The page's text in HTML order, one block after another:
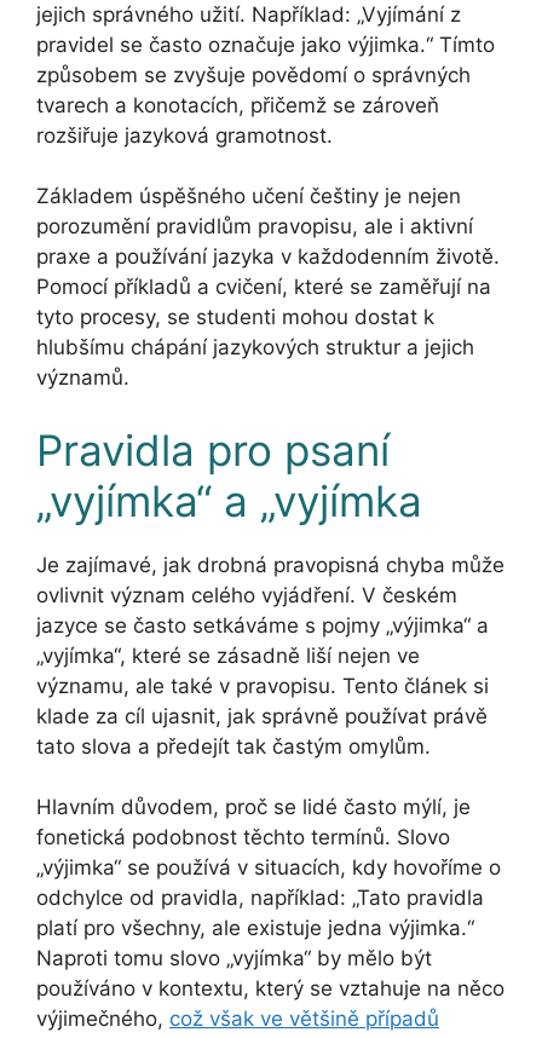
jejich správného užití. Například: „Vyjímání z
pravidel se často označuje jako výjimka.“ Tímto
způsobem se zvyšuje povědomí o správných
tvarech a konotacích, přičemž se zároveň
rozšiřuje jazyková gramotnost.
Základem úspěšného učení češtiny je nejen
porozumění pravidlům pravopisu, ale i aktivní
praxe a používání jazyka v každodenním životě.
Pomocí příkladů a cvičení, které se zaměřují na
tyto procesy, se studenti mohou dostat k
hlubšímu chápání jazykových struktur a jejich
významů.
Pravidla pro psaní
„vyjímka“ a „vyjímka
Je zajímavé, jak drobná pravopisná chyba může
ovlivnit význam celého vyjádření. V českém
jazyce se často setkáváme s pojmy „výjimka“ a
„vyjímka“, které se zásadně liší nejen ve
významu, ale také v pravopisu. Tento článek si
klade za cíl ujasnit, jak správně používat právě
tato slova a předejít tak častým omylům.
Hlavním důvodem, proč se lidé často mýlí, je
fonetická podobnost těchto termínů. Slovo
„výjimka“ se používá v situacích, kdy hovoříme o
odchylce od pravidla, například: „Tato pravidla
platí pro všechny, ale existuje jedna výjimka.“
Naproti tomu slovo „vyjímka“ by mělo být
používáno v kontextu, který se vztahuje na něco
výjimečného, což však ve většině případů